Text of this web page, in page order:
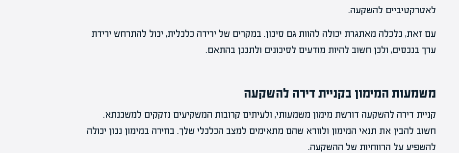
לאטרקטיביים להשקעה.
עם זאת, כלכלה מאתגרת יכולה להוות גם סיכון. במקרים של ירידה כלכלית, יכול להתרחש ירידת
ערך בנכסים, ולכן חשוב להיות מודעים לסיכונים ולתכנן בהתאם.
משמעות המימון בקניית דירה להשקעה
קניית דירה להשקעה דורשת מימון משמעותי, ולעיתים קרובות המשקיעים נזקקים למשכנתא.
חשוב להבין את תנאי המימון ולוודא שהם מתאימים למצב הכלכלי שלך. בחירה במימון נכון יכולה
להשפיע על הרווחיות של ההשקעה.